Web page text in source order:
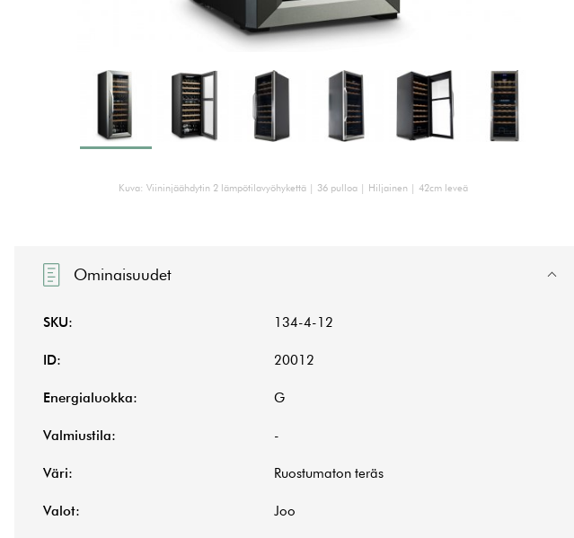
Kuva: Viininjäähdytin 2 lämpötilavyöhykettä | 36 pulloa | Hiljainen | 42cm leveä
Ominaisuudet
SKU: 134-4-12
ID: 20012
Energialuokka: G
Valmiustila: -
Väri: Ruostumaton teräs
Valot: Joo